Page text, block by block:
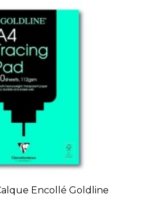
Encollé Goldline